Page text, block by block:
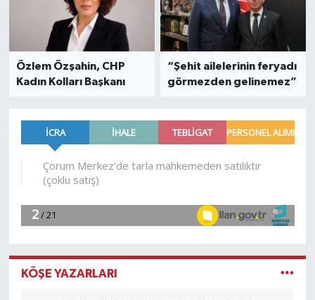
Özlem Özşahin, CHP
Kadın Kolları Başkanı
“Şehit ailelerinin feryadı
görmezden gelinemez”
KÖŞE YAZARLARI